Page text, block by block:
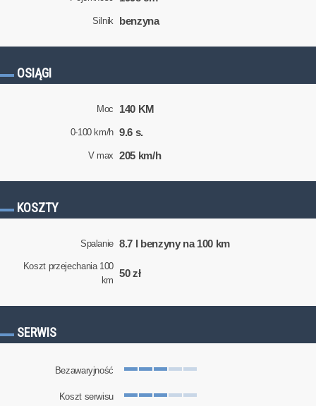
Silnik benzyna
OSIĄGI
Moc 140 KM
0-100 km/h 9.6 s.
V max 205 km/h
KOSZTY
Spalanie 8.7 l benzyny na 100 km
Koszt przejechania 100
km
50 zł
SERWIS
Bezawaryjność
Koszt serwisu